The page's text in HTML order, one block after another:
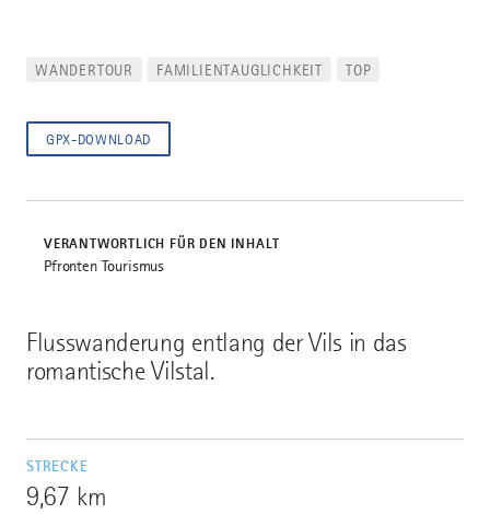
Flusswanderung entlang der Vils in das
romantische Vilstal.
STRECKE
9,67 km
WANDERTOUR FAMILIENTAUGLICHKEIT TOP
GPX-DOWNLOAD
VERANTWORTLICH FÜR DEN INHALT
Pfronten Tourismus